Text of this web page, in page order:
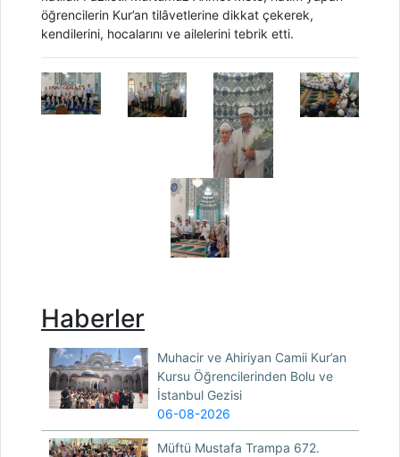
öğrencilerin Kur’an tilâvetlerine dikkat çekerek,
kendilerini, hocalarını ve ailelerini tebrik etti.
Haberler
Muhacir ve Ahiriyan Camii Kur’an
Kursu Öğrencilerinden Bolu ve
İstanbul Gezisi
06-08-2026
Müftü Mustafa Trampa 672.